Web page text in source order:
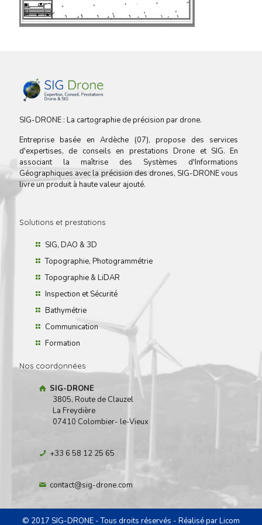
SIG-DRONE : La cartographie de précision par drone.
Entreprise basée en Ardèche (07), propose des services
d'expertises, de conseils en prestations Drone et SIG. En
associant la maîtrise des Systèmes d'Informations
Géographiques avec la précision des drones, SIG-DRONE vous
livre un produit à haute valeur ajouté.
Solutions et prestations
SIG, DAO & 3D
Topographie, Photogrammétrie
Topographie & LiDAR
Inspection et Sécurité
Bathymétrie
Communication
Formation
Nos coordonnées
SIG-DRONE
3805, Route de Clauzel
La Freydière
07410 Colombier- le-Vieux
+33 6 58 12 25 65
contact@sig-drone.com
© 2017 SIG-DRONE - Tous droits réservés - Réalisé parLicom